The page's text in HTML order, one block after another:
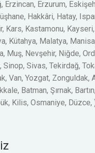
Erzincan, Erzurum,
Hakkâri, Hatay,
Kars, Kastamonu, Kayseri,
Kütahya, Malatya,
Muş, Nevşehir, Niğde,
Sinop, Sivas, Tekirdağ,
Van, Yozgat, Zonguldak,
Batman, Şırnak,
Kilis, Osmaniye, Düzce,